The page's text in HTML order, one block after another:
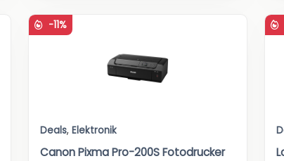
-11%
Deals, Elektronik
Canon Pixma Pro-200S Fotodrucker